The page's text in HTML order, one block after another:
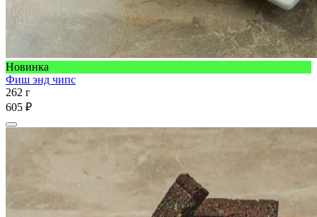
Новинка
Фиш энд чипс
262 г
605 ₽